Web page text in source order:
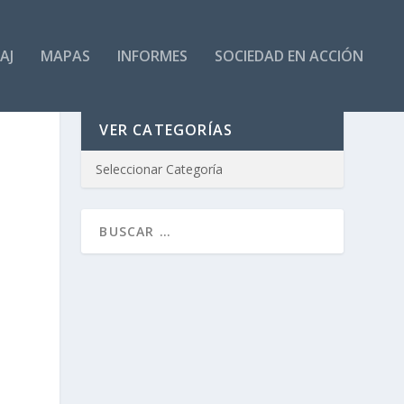
MAPAS INFORMES SOCIEDAD EN ACCIÓN
VER CATEGORÍAS